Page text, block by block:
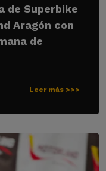
de Superbike
Aragón con
de
Leer más >>>